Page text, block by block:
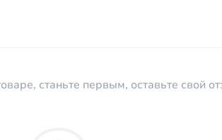
станьте первым, оставьте свой